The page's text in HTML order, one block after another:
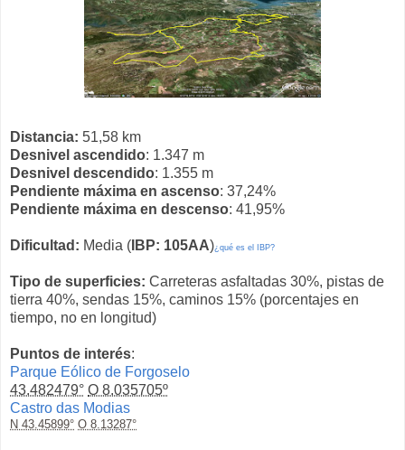
Distancia: 51,58 km
Desnivel ascendido: 1.347 m
Desnivel descendido: 1.355 m
Pendiente máxima en ascenso: 37,24%
Pendiente máxima en descenso: 41,95%
Dificultad: Media ( IBP: 105AA)¿qué es el IBP?
Tipo de superficies: Carreteras asfaltadas 30%, pistas de
tierra 40%, sendas 15%, caminos 15% (porcentajes en
tiempo, no en longitud)
Puntos de interés:
Parque Eólico de Forgoselo
43.482479° O 8.035705º
Castro das Modias
N 43.45899° O 8.13287°